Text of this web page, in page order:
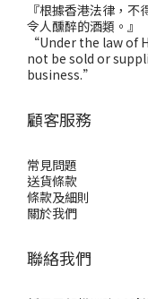
『根據香港法律，
令人醺醉的酒類。』
“Under the law of
not be sold or
business.”
顧客服務
常見問題
送貨條款
條款及細則
關於我們
聯絡我們